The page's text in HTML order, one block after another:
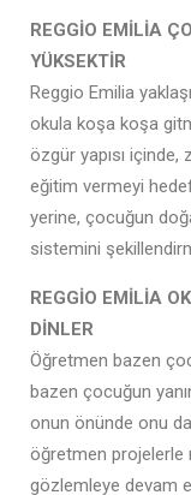
REGGİO EMİLİA
YÜKSEKTİR
Reggio Emilia
okula koşa koşa
özgür yapısı
eğitim vermeyi
yerine, çocuğun
sistemini
REGGİO EMİLİA
DİNLER
Öğretmen bazen
bazen çocuğun
onun önünde onu
öğretmen projelerle
gözlemleye devam